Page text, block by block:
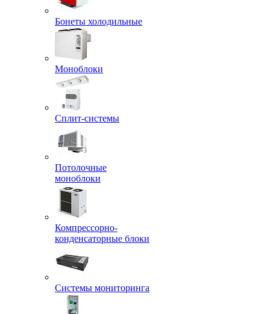
Бонеты холодильные
Моноблоки
Сплит-системы
Потолочные
моноблоки
Компрессорно-
конденсаторные блоки
Системы мониторинга